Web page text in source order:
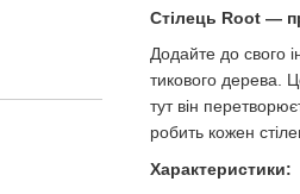
Стілець Root —
Додайте до свого
тикового дерева.
тут він
робить кожен
Характеристики: